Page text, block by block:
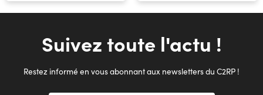
Suivez toute l'actu !
Restez informé en vous abonnant aux newsletters du C2RP !